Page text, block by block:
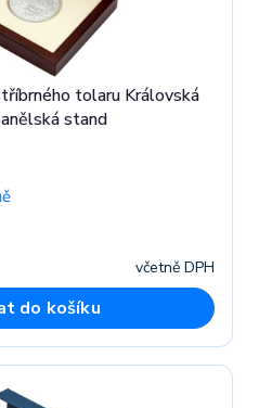
tolaru Královská
stand
včetně DPH
do košíku